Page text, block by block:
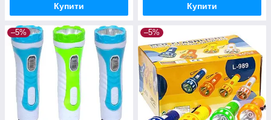
Купити Купити
–5% –5%